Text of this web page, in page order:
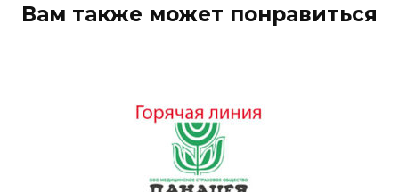
Вам также может понравиться